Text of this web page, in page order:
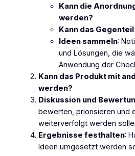
Kann die
werden?
Kann das
Ideen sammeln:
und Lösungen, die
Anwendung der
Kann das Produkt mit
werden?
Diskussion und
bewerten, priorisieren und
weiterverfolgt werden
Ergebnisse festhalten:
Ideen umgesetzt werden